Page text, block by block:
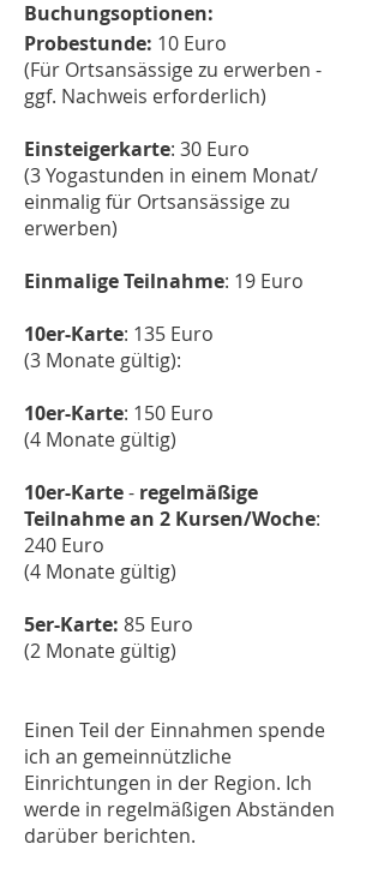
Buchungsoptionen:
Probestunde: 10 Euro
(Für Ortsansässige zu erwerben -
ggf. Nachweis erforderlich)
Einsteigerkarte: 30 Euro
(3 Yogastunden in einem Monat/
einmalig für Ortsansässige zu
erwerben)
Einmalige Teilnahme: 19 Euro
10er-Karte: 135 Euro
(3 Monate gültig):
10er-Karte: 150 Euro
(4 Monate gültig)
10er-Karte- regelmäßige
Teilnahme an 2 Kursen/Woche:
240 Euro
(4 Monate gültig)
5er-Karte: 85 Euro
(2 Monate gültig)
Einen Teil der Einnahmen spende
ich an gemeinnützliche
Einrichtungen in der Region. Ich
werde in regelmäßigen Abständen
darüber berichten.